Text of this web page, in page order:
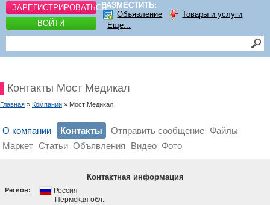
ЗАРЕГИСТРИРОВАТЬСЯ
ВОЙТИ
РАЗМЕСТИТЬ:
Объявление
Товары и услуги
Еще...
Контакты Мост Медикал
Главная » Компании » Мост Медикал
О компании Контакты Отправить сообщение Файлы
Маркет Статьи Объявления Видео Фото
Контактная информация
Регион:
Россия
Пермская обл.